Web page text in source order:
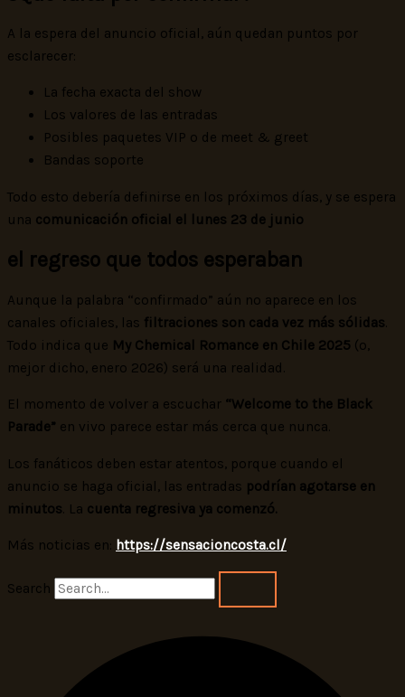
A la espera del anuncio oficial, aún quedan puntos por
esclarecer:
La fecha exacta del show
Los valores de las entradas
Posibles paquetes VIP o de meet & greet
Bandas soporte
Todo esto debería definirse en los próximos días, y se espera
una comunicación oficial el lunes 23 de junio
el regreso que todos esperaban
Aunque la palabra “confirmado” aún no aparece en los
canales oficiales, las filtraciones son cada vez más sólidas
Todo indica que My Chemical Romance en Chile 2025 (o,
mejor dicho, enero 2026) será una realidad.
El momento de volver a escuchar “Welcome to the Black
Parade” en vivo parece estar más cerca que nunca.
Los fanáticos deben estar atentos, porque cuando el
anuncio se haga oficial, las entradas podrían agotarse en
minutos . La cuenta regresiva ya comenzó.
Más noticias en: https://sensacioncosta.cl/
Search